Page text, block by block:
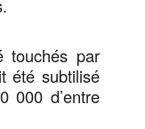
touchés par
été subtilisé
000 d’entre